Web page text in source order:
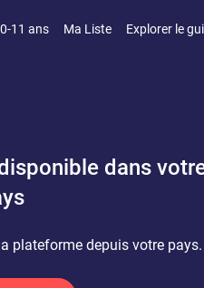
11 ans Ma Liste Explorer le
dans
plateforme depuis votre pays.